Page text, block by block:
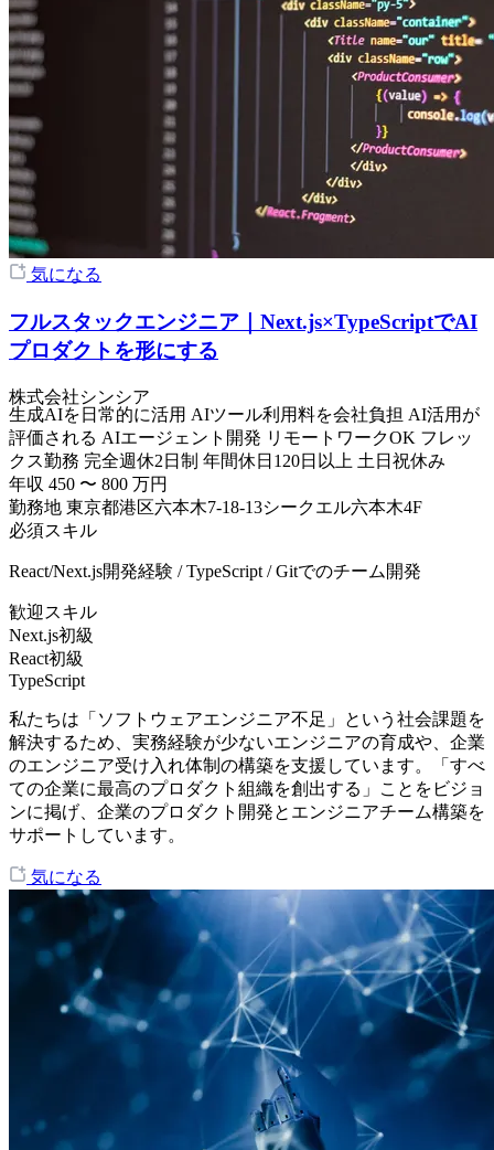
気になる
フルスタックエンジニア｜Next.js×TypeScriptでAI
プロダクトを形にする
株式会社シンシア
生成AIを日常的に活用 AIツール利用料を会社負担 AI活用が
評価される AIエージェント開発 リモートワークOK フレッ
クス勤務 完全週休2日制 年間休日120日以上 土日祝休み
年収 450 〜 800 万円
勤務地 東京都港区六本木7-18-13シークエル六本木4F
必須スキル
React/Next.js開発経験 / TypeScript / Gitでのチーム開発
歓迎スキル
Next.js初級
React初級
TypeScript
私たちは「ソフトウェアエンジニア不足」という社会課題を
解決するため、実務経験が少ないエンジニアの育成や、企業
のエンジニア受け入れ体制の構築を支援しています。「すべ
ての企業に最高のプロダクト組織を創出する」ことをビジョ
ンに掲げ、企業のプロダクト開発とエンジニアチーム構築を
サポートしています。
気になる